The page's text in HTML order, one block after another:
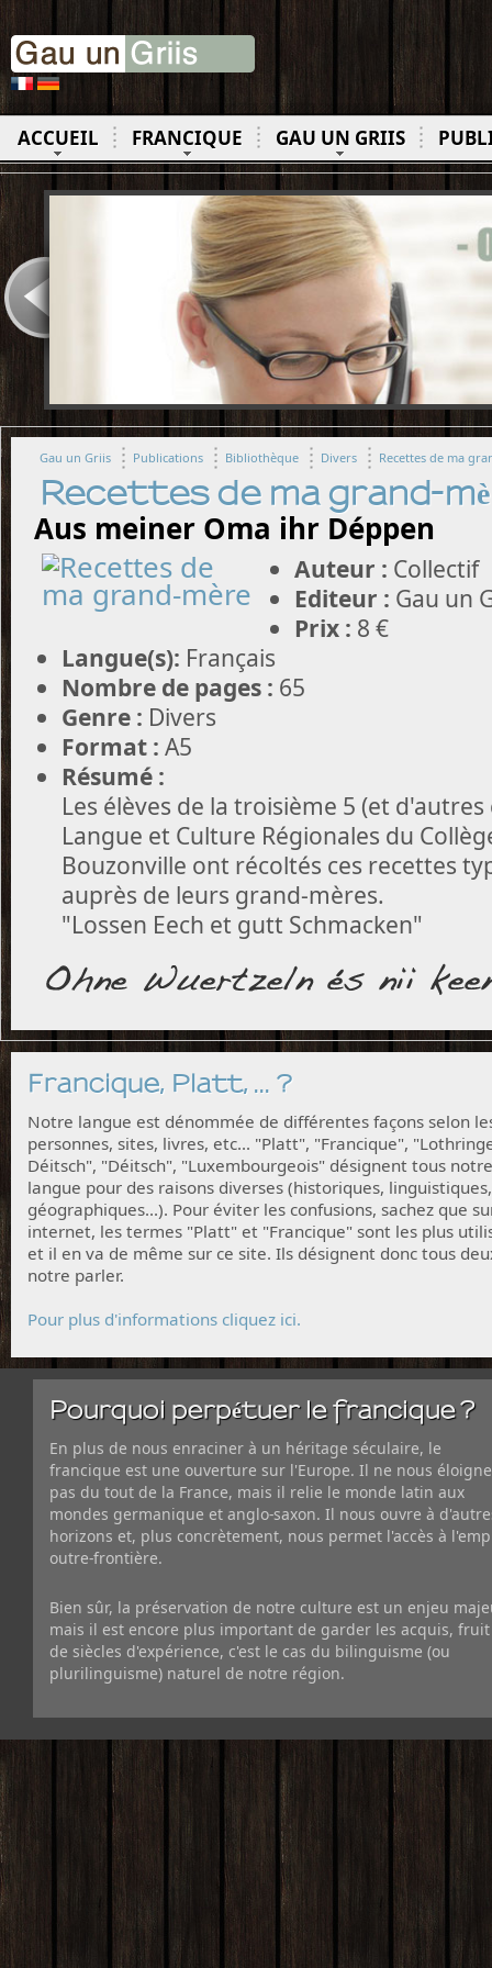
ACCUEIL FRANCIQUE GAU UN GRIIS
Gau un Griis Publications Bibliothèque Divers Recettes de ma
Recettes de ma grand-
Aus meiner Oma ihr Déppen
Auteur : Collectif
Editeur : Gau un
Prix : 8 €
Langue(s): Français
Nombre de pages : 65
Genre : Divers
Format : A5
Résumé :
Les élèves de la troisième 5 (et d'autres
Langue et Culture Régionales du
Bouzonville ont récoltés ces recettes
auprès de leurs grand-mères.
"Lossen Eech et gutt Schmacken"
Francique, Platt, ... ?
Notre langue est dénommée de différentes façons selon
personnes, sites, livres, etc... "Platt", "Francique",
Déitsch", "Déitsch", "Luxembourgeois" désignent tous notre
langue pour des raisons diverses (historiques, linguistiques,
géographiques...). Pour éviter les confusions, sachez que
internet, les termes "Platt" et "Francique" sont les plus
et il en va de même sur ce site. Ils désignent donc tous
notre parler.
Pour plus d'informations cliquez ici.
Pourquoi perpétuer le francique ?
En plus de nous enraciner à un héritage séculaire, le
francique est une ouverture sur l'Europe. Il ne nous éloigne
pas du tout de la France, mais il relie le monde latin aux
mondes germanique et anglo-saxon. Il nous ouvre à
horizons et, plus concrètement, nous permet l'accès à
outre-frontière.
Bien sûr, la préservation de notre culture est un enjeu
mais il est encore plus important de garder les acquis, fruit
de siècles d'expérience, c'est le cas du bilinguisme (ou
plurilinguisme) naturel de notre région.